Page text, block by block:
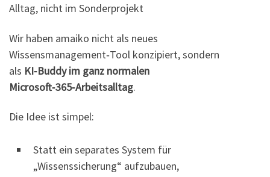
Alltag, nicht im Sonderprojekt
Wir haben amaiko nicht als neues
Wissensmanagement‑Tool konzipiert, sondern
als KI‑Buddy im ganz normalen
Microsoft‑365‑Arbeitsalltag.
Die Idee ist simpel:
Statt ein separates System für
„Wissenssicherung“ aufzubauen,